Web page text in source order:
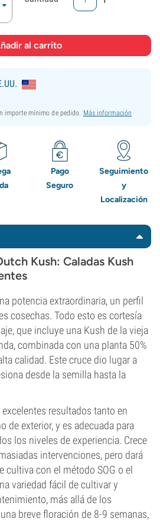
importe mínimo de pedido. Más información
Pago
Seguro
Seguimiento
y
Localización
Kush: Caladas Kush
potencia extraordinaria, un perfil
cosechas. Todo esto es cortesía
que incluye una Kush de la vieja
combinada con una planta 50%
calidad. Este cruce dio lugar a
desde la semilla hasta la
resultados tanto en
de exterior, y es adecuada para
los niveles de experiencia. Crece
intervenciones, pero dará
cultiva con el método SOG o el
variedad fácil de cultivar y
más allá de los
breve floración de 8-9 semanas,